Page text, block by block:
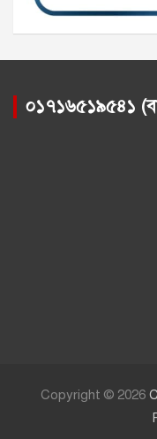
০১৭১৬৫১৯৫৪১
Copyright © 2026